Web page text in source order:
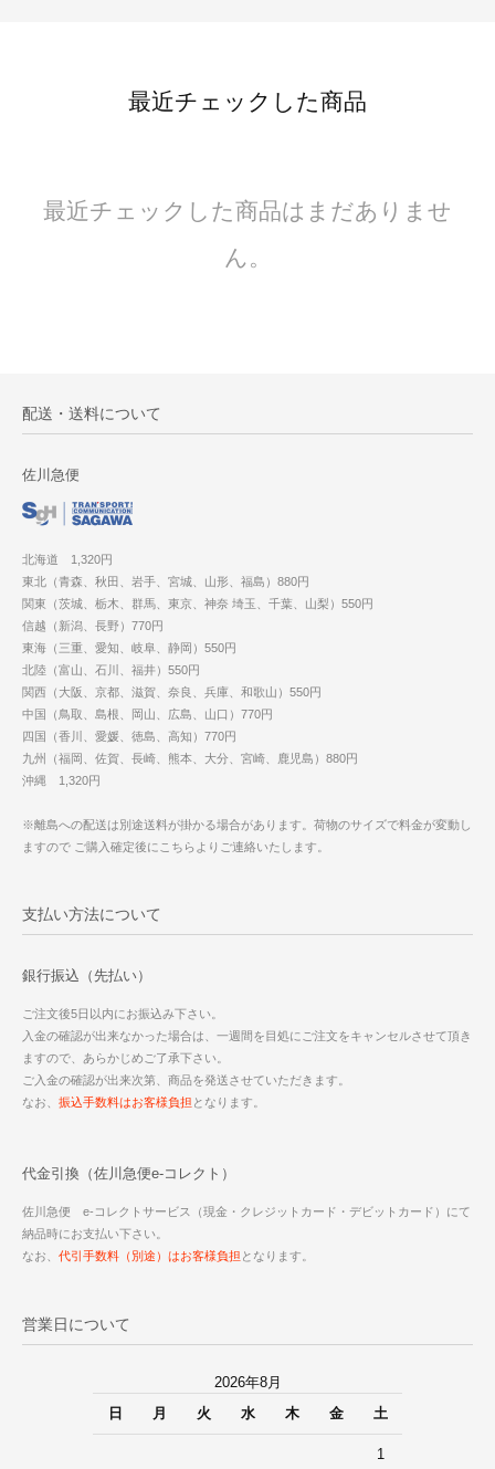
最近チェックした商品
最近チェックした商品はまだありませ
ん。
配送・送料について
佐川急便
北海道 1,320円
東北（青森、秋田、岩手、宮城、山形、福島）880円
関東（茨城、栃木、群馬、東京、神奈 埼玉、千葉、山梨）550円
信越（新潟、長野）770円
東海（三重、愛知、岐阜、静岡）550円
北陸（富山、石川、福井）550円
関西（大阪、京都、滋賀、奈良、兵庫、和歌山）550円
中国（鳥取、島根、岡山、広島、山口）770円
四国（香川、愛媛、徳島、高知）770円
九州（福岡、佐賀、長崎、熊本、大分、宮崎、鹿児島）880円
沖縄 1,320円
※離島への配送は別途送料が掛かる場合があります。荷物のサイズで料金が変動し
ますので ご購入確定後にこちらよりご連絡いたします。
支払い方法について
銀行振込（先払い）
ご注文後5日以内にお振込み下さい。
入金の確認が出来なかった場合は、一週間を目処にご注文をキャンセルさせて頂き
ますので、あらかじめご了承下さい。
ご入金の確認が出来次第、商品を発送させていただきます。
なお、 振込手数料はお客様負担 となります。
代金引換（佐川急便e-コレクト）
佐川急便 e-コレクトサービス（現金・クレジットカード・デビットカード）にて
納品時にお支払い下さい。
なお、 代引手数料（別途）はお客様負担 となります。
営業日について
2026年8月
日
月 火 水 木 金 土
1